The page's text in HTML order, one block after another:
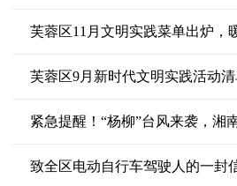
芙蓉区11月文明实践菜单出炉，
芙蓉区9月新时代文明实践活动清
紧急提醒！“杨柳”台风来袭，湘
致全区电动自行车驾驶人的一封